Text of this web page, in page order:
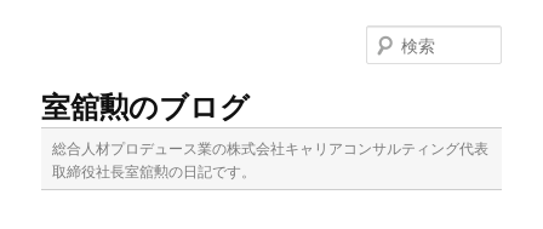
室舘勲のブログ
総合人材プロデュース業の株式会社キャリアコンサルティング代表
取締役社長室舘勲の日記です。
索